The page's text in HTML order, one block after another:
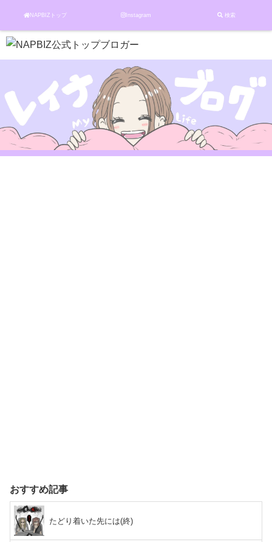
NAPBIZトップ Instagram 検索
おすすめ記事
たどり着いた先には(終)